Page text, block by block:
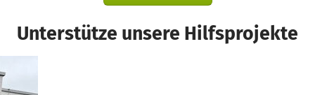
Unterstütze unsere Hilfsprojekte